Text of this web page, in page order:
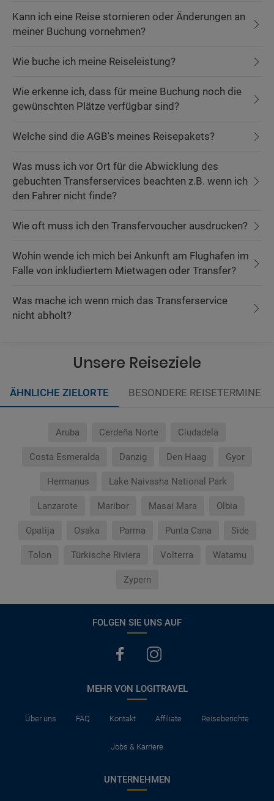
Kann ich eine Reise stornieren oder Änderungen an
meiner Buchung vornehmen?
Wie buche ich meine Reiseleistung?
Wie erkenne ich, dass für meine Buchung noch die
gewünschten Plätze verfügbar sind?
Welche sind die AGB's meines Reisepakets?
Was muss ich vor Ort für die Abwicklung des
gebuchten Transferservices beachten z.B. wenn ich
den Fahrer nicht finde?
Wie oft muss ich den Transfervoucher ausdrucken?
Wohin wende ich mich bei Ankunft am Flughafen im
Falle von inkludiertem Mietwagen oder Transfer?
Was mache ich wenn mich das Transferservice
nicht abholt?
Unsere Reiseziele
ÄHNLICHE ZIELORTE BESONDERE REISETERMINE
Aruba Cerdeña Norte Ciudadela
Costa Esmeralda Danzig Den Haag Gyor
Hermanus Lake Naivasha National Park
Lanzarote Maribor Masai Mara Olbia
Opatija Osaka Parma Punta Cana Side
Tolon Türkische Riviera Volterra Watamu
Zypern
FOLGEN SIE UNS AUF
MEHR VON LOGITRAVEL
Über uns FAQ Kontakt Affiliate Reiseberichte
Jobs & Karriere
UNTERNEHMEN